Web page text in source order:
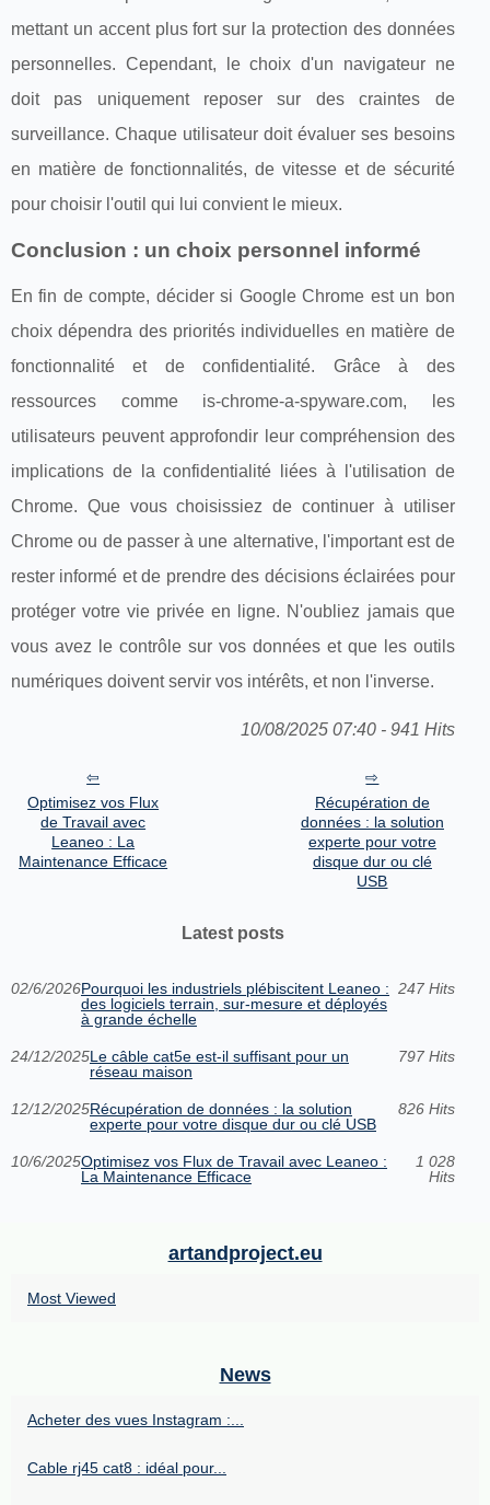
mettant un accent plus fort sur la protection des données
personnelles. Cependant, le choix d'un navigateur ne
doit pas uniquement reposer sur des craintes de
surveillance. Chaque utilisateur doit évaluer ses besoins
en matière de fonctionnalités, de vitesse et de sécurité
pour choisir l'outil qui lui convient le mieux.
Conclusion : un choix personnel informé
En fin de compte, décider si Google Chrome est un bon
choix dépendra des priorités individuelles en matière de
fonctionnalité et de confidentialité. Grâce à des
ressources comme is-chrome-a-spyware.com, les
utilisateurs peuvent approfondir leur compréhension des
implications de la confidentialité liées à l'utilisation de
Chrome. Que vous choisissiez de continuer à utiliser
Chrome ou de passer à une alternative, l'important est de
rester informé et de prendre des décisions éclairées pour
protéger votre vie privée en ligne. N'oubliez jamais que
vous avez le contrôle sur vos données et que les outils
numériques doivent servir vos intérêts, et non l'inverse.
10/08/2025 07:40 - 941 Hits
Optimisez vos Flux
de Travail avec
Leaneo : La
Maintenance Efficace
Récupération de
données : la solution
experte pour votre
disque dur ou clé
USB
Latest posts
02/6/2026Pourquoi les industriels plébiscitent Leaneo :
des logiciels terrain, sur-mesure et déployés
à grande échelle
247 Hits
24/12/2025Le câble cat5e est-il suffisant pour un
réseau maison
797 Hits
12/12/2025Récupération de données : la solution
experte pour votre disque dur ou clé USB
826 Hits
10/6/2025Optimisez vos Flux de Travail avec Leaneo :
La Maintenance Efficace
1 028
Hits
artandproject.eu
Most Viewed
News
Acheter des vues Instagram :...
Cable rj45 cat8 : idéal pour...